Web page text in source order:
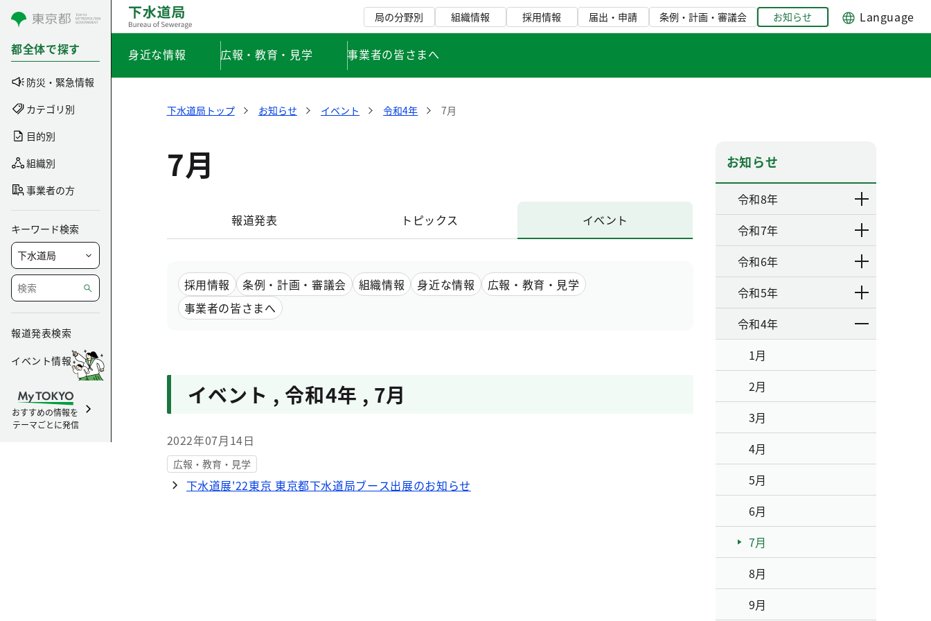
コンテンツにスキップ
都全体で探す
防災・緊急情報
カテゴリ別
目的別
組織別
事業者の方
キーワード検索
報道発表検索
イベント情報
おすすめの情報を
テーマごとに発信
局の分野別 組織情報 採用情報 届出・申請 条例・計画・審議会 お知らせ Language
身近な情報 広報・教育・見学 事業者の皆さまへ
下水道局トップ お知らせ イベント 令和4年 7月
7月
報道発表 トピックス イベント
採用情報 条例・計画・審議会 組織情報 身近な情報
広報・教育・見学
事業者の皆さまへ
イベント , 令和4年 , 7月
2022年07月14日
広報・教育・見学
下水道展'22東京 東京都下水道局ブース出展のお知らせ
お知らせ
令和8年
令和7年
令和6年
令和5年
令和4年
1月
2月
3月
4月
5月
6月
7月
8月
9月